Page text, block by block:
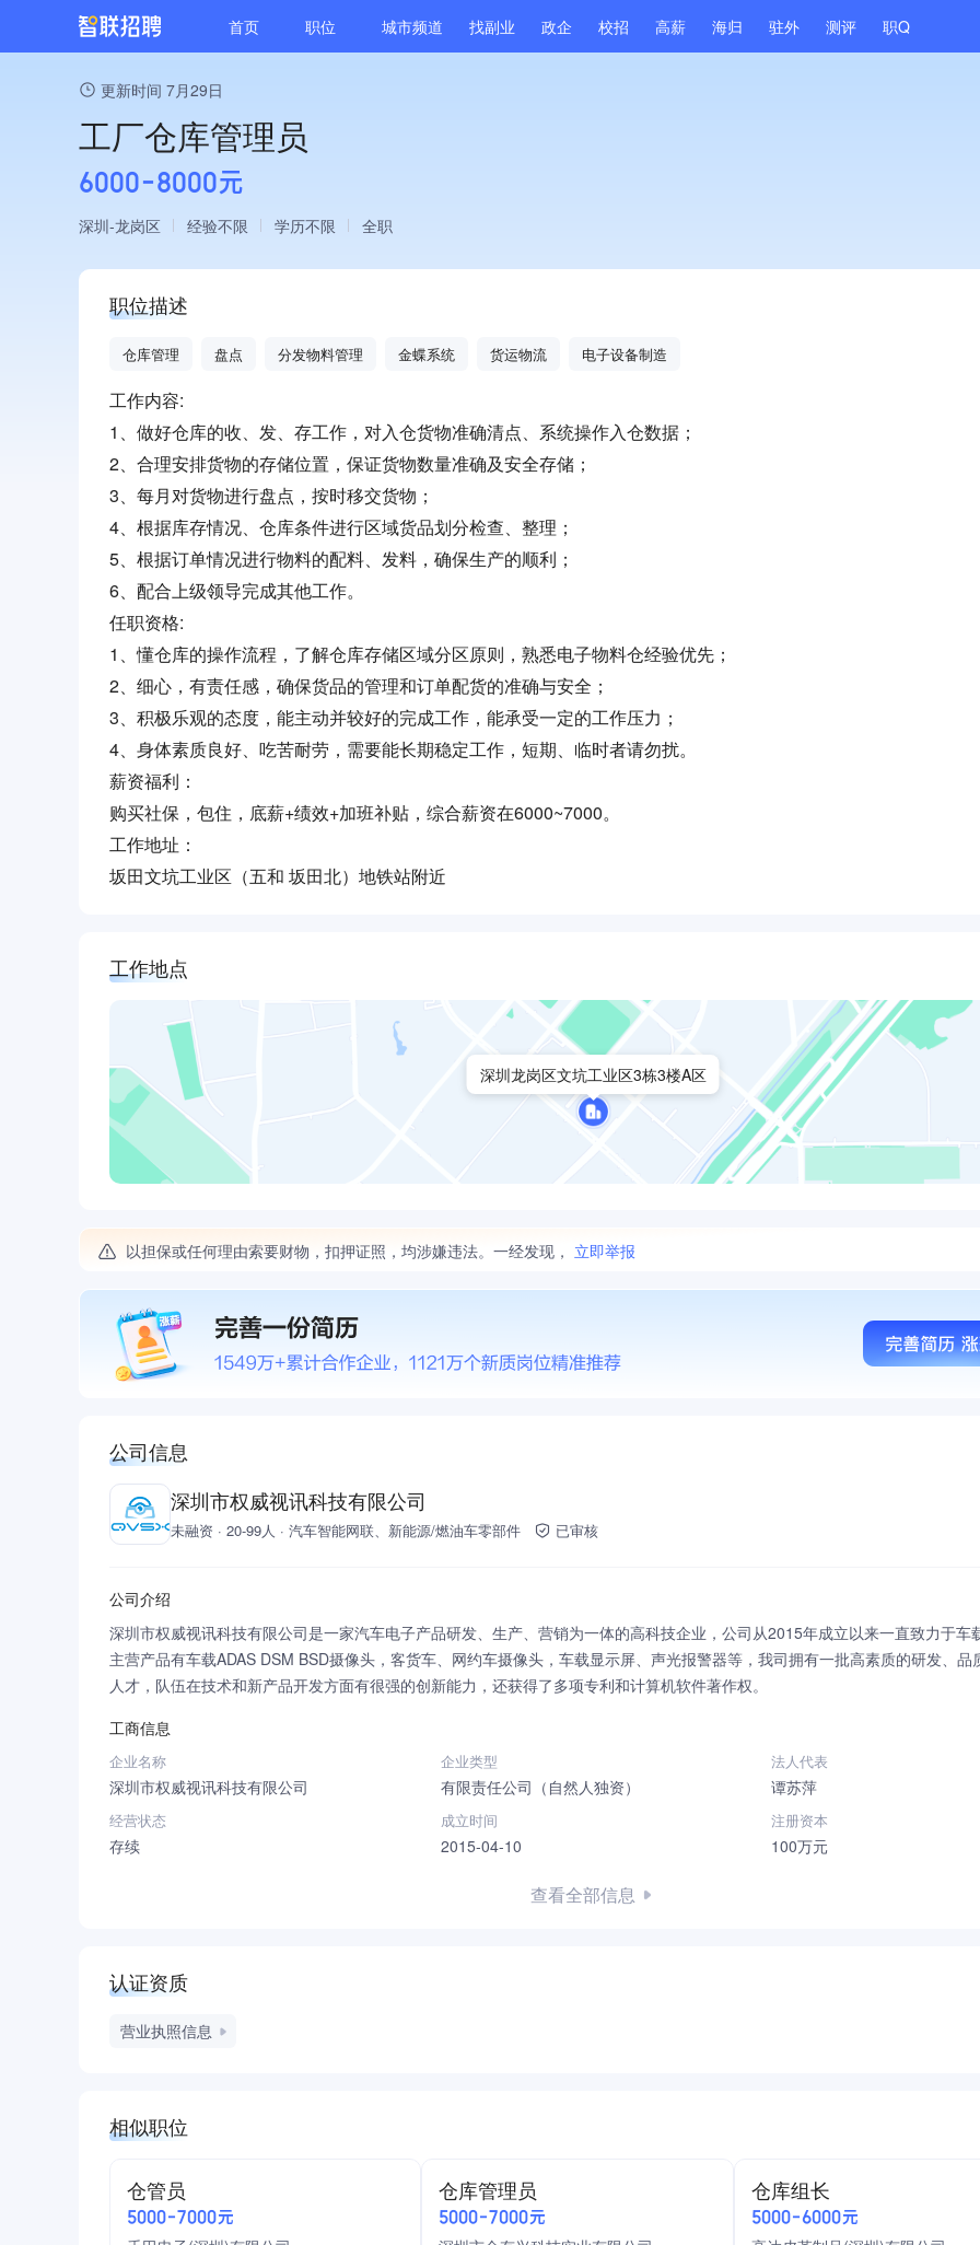
首页 职位 城市频道 找副业 政企 校招 高薪 海归 驻外 测评 职Q
更新时间 7月29日
工厂仓库管理员
6000-8000元
深圳 龙岗区 经验不限 学历不限 全职
职位描述
仓库管理 盘点 分发物料管理 金蝶系统 货运物流 电子设备制造
工作内容:
1、做好仓库的收、发、存工作，对入仓货物准确清点、系统操作入仓数据；
2、合理安排货物的存储位置，保证货物数量准确及安全存储；
3、每月对货物进行盘点，按时移交货物；
4、根据库存情况、仓库条件进行区域货品划分检查、整理；
5、根据订单情况进行物料的配料、发料，确保生产的顺利；
6、配合上级领导完成其他工作。
任职资格:
1、懂仓库的操作流程，了解仓库存储区域分区原则，熟悉电子物料仓经验优先；
2、细心，有责任感，确保货品的管理和订单配货的准确与安全；
3、积极乐观的态度，能主动并较好的完成工作，能承受一定的工作压力；
4、身体素质良好、吃苦耐劳，需要能长期稳定工作，短期、临时者请勿扰。
薪资福利：
购买社保，包住，底薪+绩效+加班补贴，综合薪资在6000~7000。
工作地址：
坂田文坑工业区（五和 坂田北）地铁站附近
工作地点
深圳龙岗区文坑工业区3栋3楼A区
以担保或任何理由索要财物，扣押证照，均涉嫌违法。一经发现， 立即举报
公司信息
深圳市权威视讯科技有限公司
未融资 · 20-99人 · 汽车智能网联、新能源/燃油车零部件 已审核
公司介绍
深圳市权威视讯科技有限公司是一家汽车电子产品研发、生产、营销为一体的高科技企业，公司从2015年成立以来一直致力于车
主营产品有车载ADAS DSM BSD摄像头，客货车、网约车摄像头，车载显示屏、声光报警器等，我司拥有一批高素质的研发、品
人才，队伍在技术和新产品开发方面有很强的创新能力，还获得了多项专利和计算机软件著作权。
工商信息
企业名称
深圳市权威视讯科技有限公司
企业类型
有限责任公司（自然人独资）
法人代表
谭苏萍
经营状态
存续
成立时间
2015-04-10
注册资本
100万元
查看全部信息
认证资质
营业执照信息
相似职位
仓管员
5000-7000元
仓库管理员
5000-7000元
仓库组长
5000-6000元